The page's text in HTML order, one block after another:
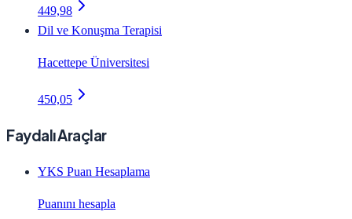
449,98
Dil ve Konuşma Terapisi
Hacettepe Üniversitesi
450,05
Faydalı Araçlar
YKS Puan Hesaplama
Puanını hesapla